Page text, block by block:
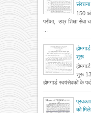
150
परीक्षा, उप्र शिक्षा
शुरू
शुरू
होमगार्ड स्वयंसेवकों के
को